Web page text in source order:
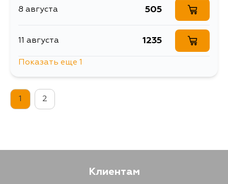
8 августа 505
11 августа 1235
Показать еще 1
1 2
Клиентам